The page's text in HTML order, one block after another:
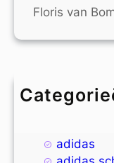
Floris van
4xl
adidas